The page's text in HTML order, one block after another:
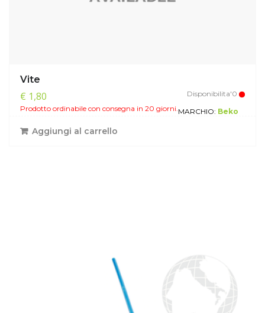
Vite
€ 1,80
Disponibilita'0
Prodotto ordinabile con consegna in 20 giorni.MARCHIO: Beko
Aggiungi al carrello